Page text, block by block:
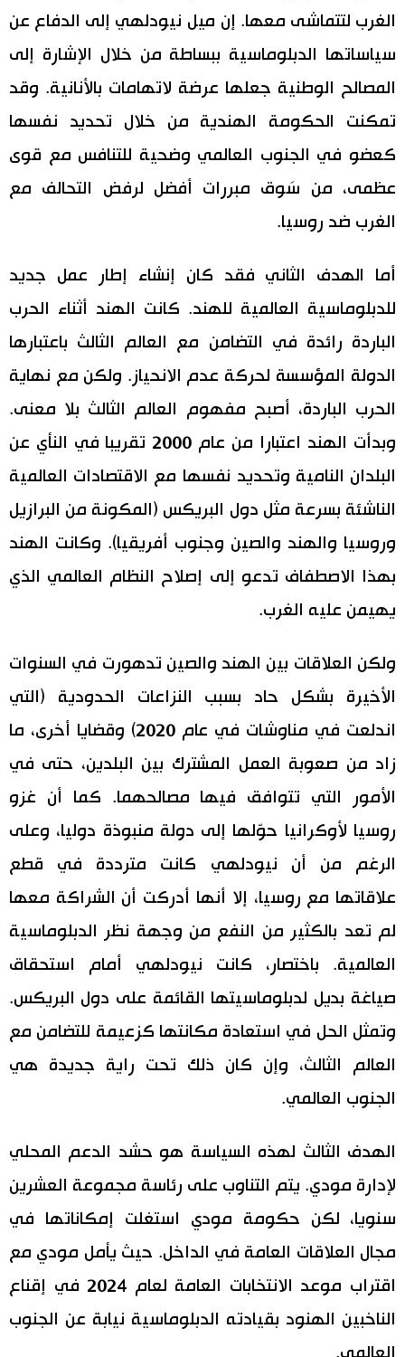
الغرب لتتماشى معها. إن ميل نيودلهي إلى الدفاع عن
سياساتها الدبلوماسية ببساطة من خلال الإشارة إلى
المصالح الوطنية جعلها عرضة لاتهامات بالأنانية. وقد
تمكنت الحكومة الهندية من خلال تحديد نفسها
كعضو في الجنوب العالمي وضحية للتنافس مع قوى
عظمى، من سَوق مبررات أفضل لرفض التحالف مع
الغرب ضد روسيا.
أما الهدف الثاني فقد كان إنشاء إطار عمل جديد
للدبلوماسية العالمية للهند. كانت الهند أثناء الحرب
الباردة رائدة في التضامن مع العالم الثالث باعتبارها
الدولة المؤسسة لحركة عدم الانحياز. ولكن مع نهاية
الحرب الباردة، أصبح مفهوم العالم الثالث بلا معنى.
وبدأت الهند اعتبارا من عام 2000 تقريبا في النأي عن
البلدان النامية وتحديد نفسها مع الاقتصادات العالمية
الناشئة بسرعة مثل دول البريكس (المكونة من البرازيل
وروسيا والهند والصين وجنوب أفريقيا). وكانت الهند
بهذا الاصطفاف تدعو إلى إصلاح النظام العالمي الذي
يهيمن عليه الغرب.
ولكن العلاقات بين الهند والصين تدهورت في السنوات
الأخيرة بشكل حاد بسبب النزاعات الحدودية (التي
اندلعت في مناوشات في عام 2020) وقضايا أخرى، ما
زاد من صعوبة العمل المشترك بين البلدين، حتى في
الأمور التي تتوافق فيها مصالحهما. كما أن غزو
روسيا لأوكرانيا حوّلها إلى دولة منبوذة دوليا، وعلى
الرغم من أن نيودلهي كانت مترددة في قطع
علاقاتها مع روسيا، إلا أنها أدركت أن الشراكة معها
لم تعد بالكثير من النفع من وجهة نظر الدبلوماسية
العالمية. باختصار، كانت نيودلهي أمام استحقاق
صياغة بديل لدبلوماسيتها القائمة على دول البريكس.
وتمثل الحل في استعادة مكانتها كزعيمة للتضامن مع
العالم الثالث، وإن كان ذلك تحت راية جديدة هي
الجنوب العالمي.
الهدف الثالث لهذه السياسة هو حشد الدعم المحلي
لإدارة مودي. يتم التناوب على رئاسة مجموعة العشرين
سنويا، لكن حكومة مودي استغلت إمكاناتها في
مجال العلاقات العامة في الداخل. حيث يأمل مودي مع
اقتراب موعد الانتخابات العامة لعام 2024 في إقناع
الناخبين الهنود بقيادته الدبلوماسية نيابة عن الجنوب